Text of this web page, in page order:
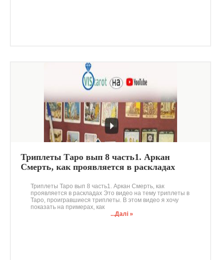
Триплеты Таро вып 8 часть1. Аркан
Смерть, как проявляется в раскладах
Триплеты Таро вып 8 часть1. Аркан Смерть, как
проявляется в раскладах Это видео на тему триплеты в
Таро, проигравшиеся триплеты. В этом видео я хочу
показать на примерах, как
...Далі »